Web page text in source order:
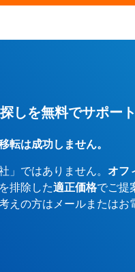
しを無料でサポー
転は成功しません。
」ではありません。 オフ
排除した適正価格でご提
えの方はメールまたは